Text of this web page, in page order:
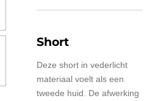
Short
Deze short in vederlicht
materiaal voelt als een
tweede huid. De afwerking